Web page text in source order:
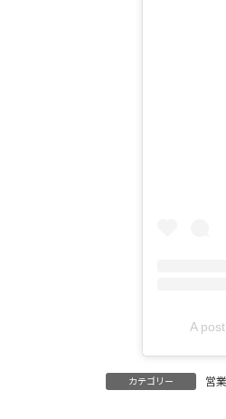
A
カテゴリー 営